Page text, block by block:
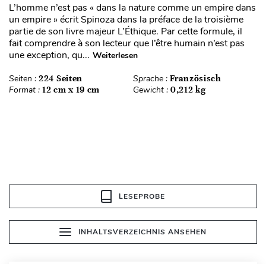
L’homme n’est pas « dans la nature comme un empire dans
un empire » écrit Spinoza dans la préface de la troisième
partie de son livre majeur L’Éthique. Par cette formule, il
fait comprendre à son lecteur que l’être humain n’est pas
une exception, qu... Weiterlesen
Seiten : 224 Seiten Sprache : Französisch
Format : 12 cm x 19 cm Gewicht : 0,212 kg
LESEPROBE
INHALTSVERZEICHNIS ANSEHEN